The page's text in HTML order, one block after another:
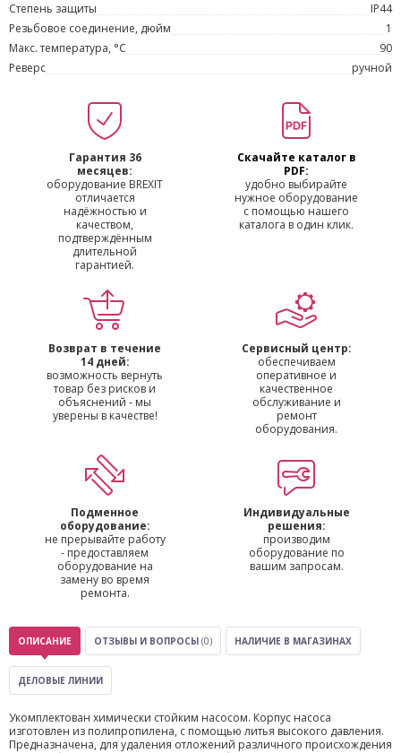
Степень защиты
IP44
Резьбовое соединение, дюйм
1
Макс. температура, °С
90
Реверс
ручной
Гарантия 36
месяцев:
оборудование BREXIT
отличается
надёжностью и
качеством,
подтверждённым
длительной
гарантией.
Скачайте каталог в
PDF:
удобно выбирайте
нужное оборудование
с помощью нашего
каталога в один клик.
Возврат в течение
14 дней:
возможность вернуть
товар без рисков и
объяснений - мы
уверены в качестве!
Сервисный центр:
обеспечиваем
оперативное и
качественное
обслуживание и
ремонт
оборудования.
Подменное
оборудование:
не прерывайте работу
- предоставляем
оборудование на
замену во время
ремонта.
Индивидуальные
решения:
производим
оборудование по
вашим запросам.
ОПИСАНИЕ ОТЗЫВЫ И ВОПРОСЫ (0) НАЛИЧИЕ В МАГАЗИНАХ
ДЕЛОВЫЕ ЛИНИИ
Укомплектован химически стойким насосом. Корпус насоса
изготовлен из полипропилена, с помощью литья высокого давления.
Предназначена, для удаления отложений различного происхождения